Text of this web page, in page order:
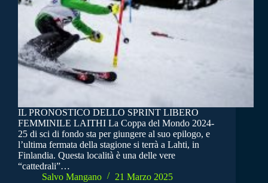
IL PRONOSTICO DELLO SPRINT LIBERO
FEMMINILE LAITHI La Coppa del Mondo 2024-
25 di sci di fondo sta per giungere al suo epilogo, e
l’ultima fermata della stagione si terrà a Lahti, in
Finlandia. Questa località è una delle vere
“cattedrali”…
Salvo Mangano
21 Marzo 2025